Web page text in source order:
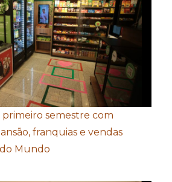
semestre com
franquias e vendas
Mundo